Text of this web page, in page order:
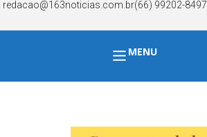
redacao@163noticias.com.br(66) 99202-8497
MENU